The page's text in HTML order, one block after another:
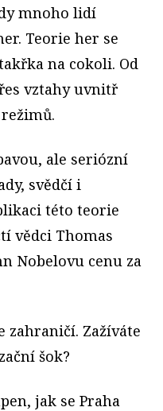
mnoho lidí
Teorie her se
na cokoli. Od
vztahy uvnitř
ale seriózní
svědčí i
této teorie
vědci Thomas
Nobelovu cenu za
zahraničí. Zažíváte
šok?
jak se Praha